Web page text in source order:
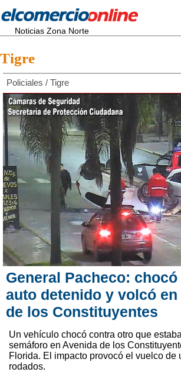
Noticias Zona Norte
Tigre
Policiales / Tigre
General Pacheco:
auto detenido y volcó en
de los Constituyentes
Un vehículo chocó contra otro que
semáforo en Avenida de los
Florida. El impacto provocó el vuelco de
rodados.